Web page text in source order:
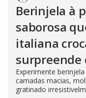
Berinjela à
saborosa
italiana
surpreende
Experimente
camadas macias,
gratinado